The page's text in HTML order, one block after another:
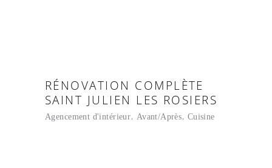
RÉNOVATION COMPLÈTE
SAINT JULIEN LES ROSIERS
Agencement d'intérieur Avant/Après Cuisine